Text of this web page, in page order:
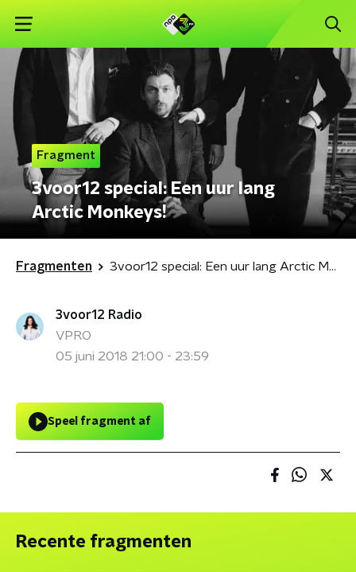
Fragment
3voor12 special: Een uur lang
Arctic Monkeys!
Fragmenten 3voor12 special: Een uur lang Arctic Monkeys!
3voor12 Radio
VPRO
05 juni 2018 21:00 - 23:59
Speel fragment af
Recente fragmenten